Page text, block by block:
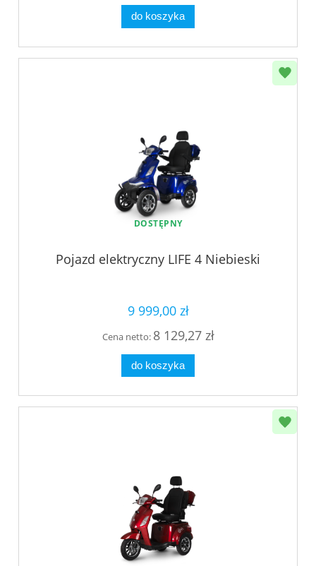
do koszyka
DOSTĘPNY
Pojazd elektryczny LIFE 4 Niebieski
9 999,00 zł
Cena netto: 8 129,27 zł
do koszyka